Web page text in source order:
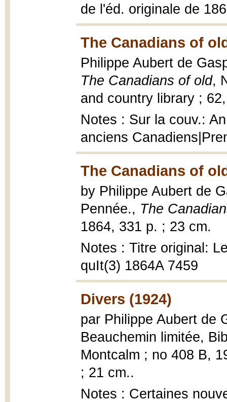
de l'éd. originale de
The Canadians of
Philippe Aubert de
The Canadians of old,
and country library ;
Notes : Sur la couv.:
anciens
The Canadians of
by Philippe Aubert de
Pennée., The
1864, 331 p. ; 23 cm.
Notes : Titre original:
quIt(3) 1864A 7459
Divers (1924)
par Philippe Aubert de
Beauchemin limitée,
Montcalm ; no 408 B,
; 21 cm..
Notes : Certaines